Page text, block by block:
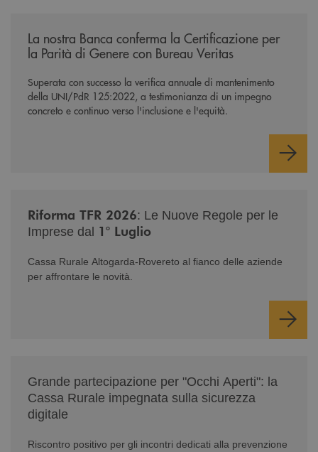
La nostra Banca conferma la Certificazione per
la Parità di Genere con Bureau Veritas
Superata con successo la verifica annuale di mantenimento
della UNI/PdR 125:2022, a testimonianza di un impegno
concreto e continuo verso l'inclusione e l'equità.
Riforma TFR 2026: Le Nuove Regole per le
Imprese dal 1° Luglio
Cassa Rurale Altogarda-Rovereto al fianco delle aziende
per affrontare le novità.
Grande partecipazione per "Occhi Aperti": la
Cassa Rurale impegnata sulla sicurezza
digitale
Riscontro positivo per gli incontri dedicati alla prevenzione